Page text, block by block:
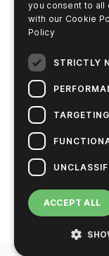
you consent to all
with our Cookie
Policy
STRICTLY
TARGETING
ACCEPT ALL